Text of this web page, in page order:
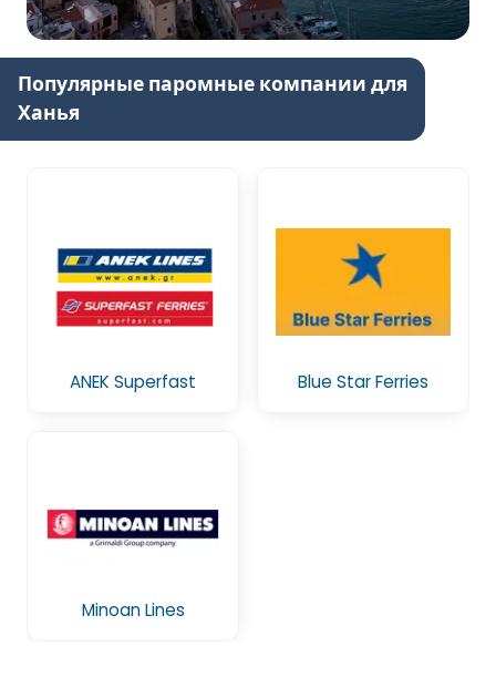
Популярные паромные компании для
Ханья
ANEK Superfast Blue Star Ferries
Minoan Lines